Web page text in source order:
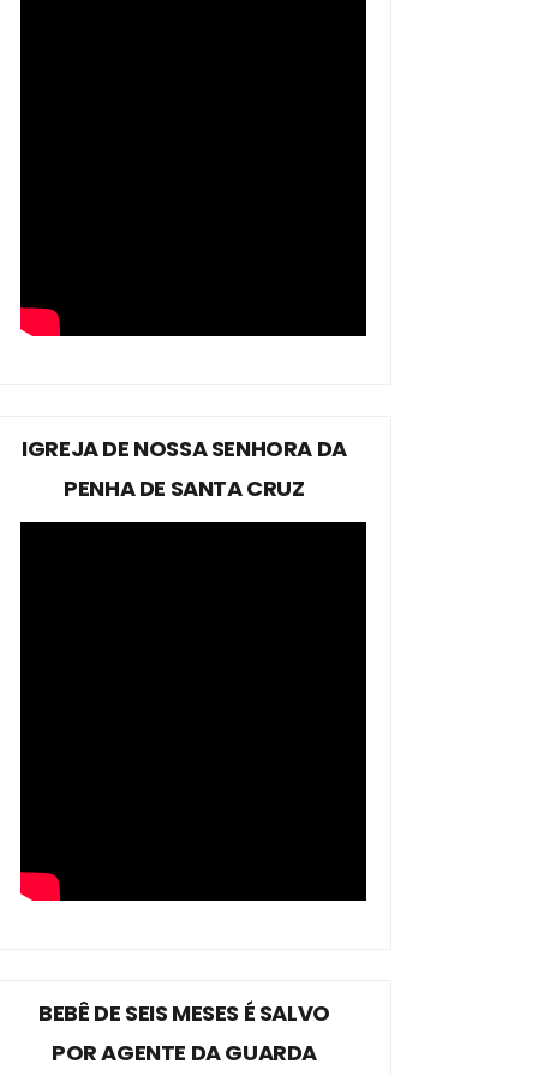
IGREJA DE NOSSA SENHORA DA
PENHA DE SANTA CRUZ
BEBÊ DE SEIS MESES É SALVO
POR AGENTE DA GUARDA